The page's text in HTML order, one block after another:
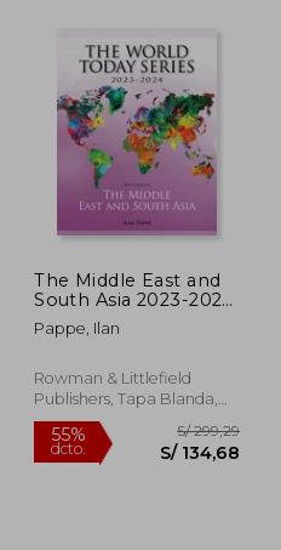
dcto. S/
The Middle East and
South Asia 2023-2024
(en Inglés)
Pappe, Ilan
Rowman & Littlefield
Publishers, Tapa Blanda,
Nuevo